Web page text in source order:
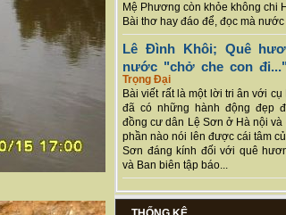
Mệ Phương còn khỏe không chi
Bài thơ hay đáo để, đọc mà
Lê Đình Khôi; Quê
nước "chở che con đi..."
Trọng Đại
Bài viết rất là một lời tri ân với
đã có những hành động đẹp
đồng cư dân Lệ Sơn ở Hà nội
phần nào nói lên được cái tâm
Sơn đáng kính đối với quê
và Ban biên tập báo...